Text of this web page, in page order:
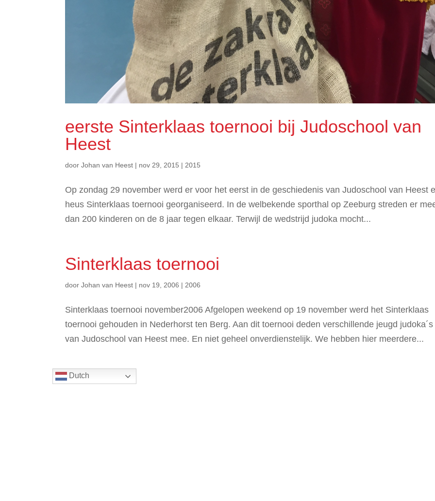
eerste Sinterklaas toernooi bij Judoschool van
Heest
doorJohan van Heest | nov 29, 2015 |2015
Op zondag 29 november werd er voor het eerst in de geschiedenis van Judoschool van Heest
heus Sinterklaas toernooi georganiseerd. In de welbekende sporthal op Zeeburg streden er
dan 200 kinderen on de 8 jaar tegen elkaar. Terwijl de wedstrijd judoka mocht...
Sinterklaas toernooi
doorJohan van Heest | nov 19, 2006 |2006
Sinterklaas toernooi november2006 Afgelopen weekend op 19 november werd het Sinterklaas
toernooi gehouden in Nederhorst ten Berg. Aan dit toernooi deden verschillende jeugd judoka´s
van Judoschool van Heest mee. En niet geheel onverdienstelijk. We hebben hier meerdere...
Dutch